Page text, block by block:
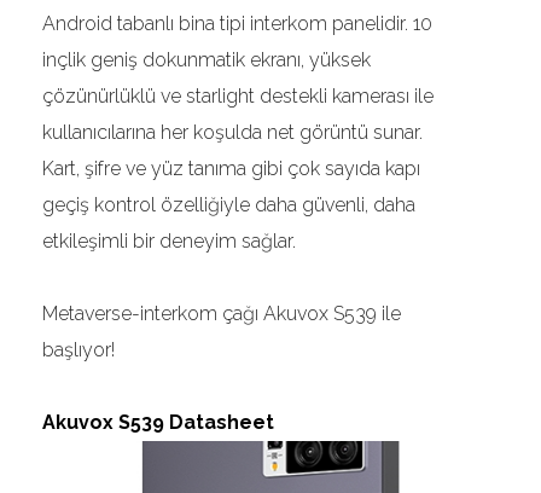
Android tabanlı bina tipi interkom panelidir. 10
inçlik geniş dokunmatik ekranı, yüksek
çözünürlüklü ve starlight destekli kamerası ile
kullanıcılarına her koşulda net görüntü sunar.
Kart, şifre ve yüz tanıma gibi çok sayıda kapı
geçiş kontrol özelliğiyle daha güvenli, daha
etkileşimli bir deneyim sağlar.
Metaverse-interkom çağı Akuvox S539 ile
başlıyor!
Akuvox S539 Datasheet